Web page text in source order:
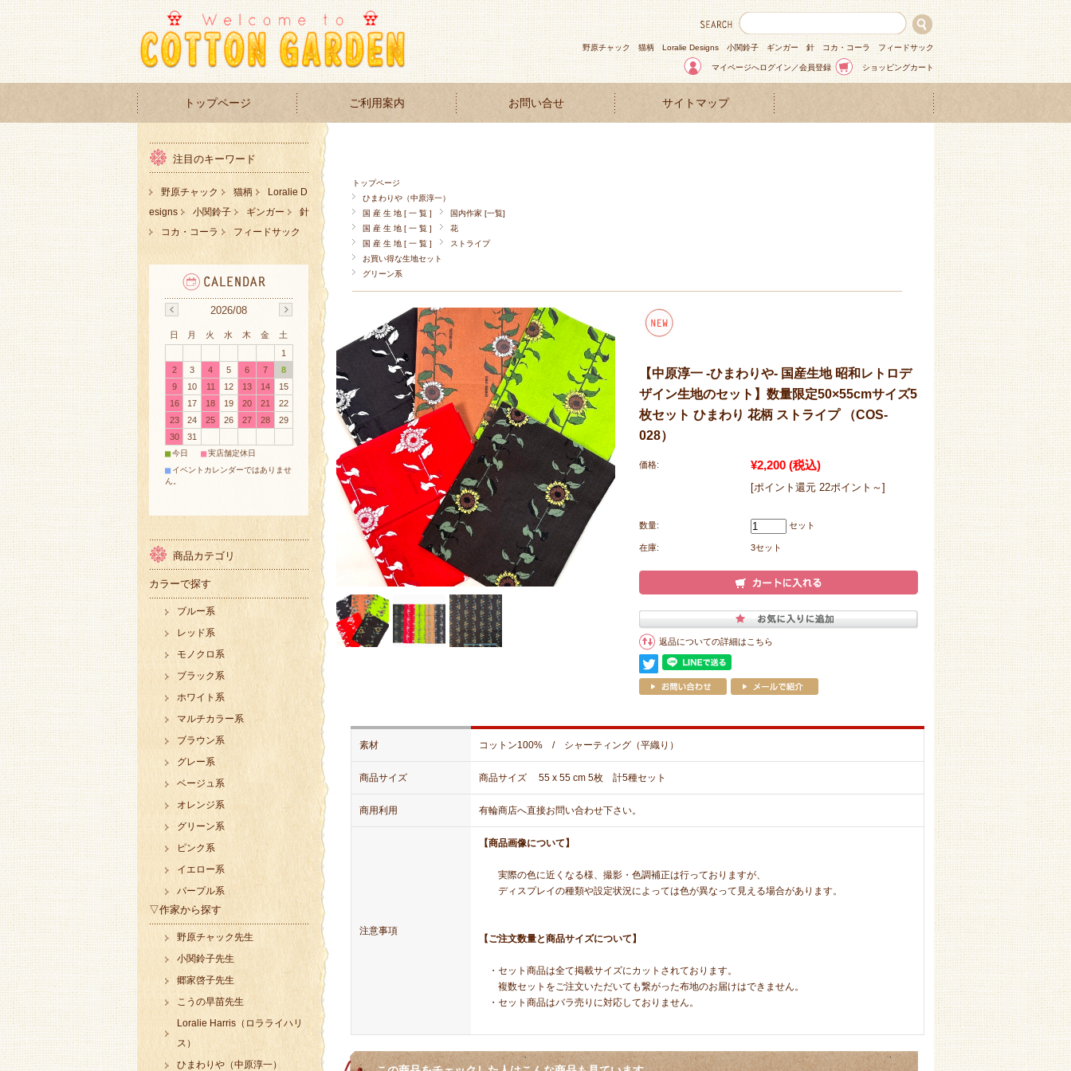
野原チャック 猫柄 Loralie Designs 小関鈴子 ギンガー 針 コカ・コーラ フィードサック
マイページへログイン／会員登録 ショッピングカート
トップページ ご利用案内 お問い合せ サイトマップ
トップページ
ひまわりや（中原淳一）
国 産 生 地 [ 一 覧 ]
国内作家 [一覧]
国 産 生 地 [ 一 覧 ]
花
国 産 生 地 [ 一 覧 ]
ストライプ
お買い得な生地セット
グリーン系
【中原淳一 -ひまわりや- 国産生地 昭和レトロデ
ザイン生地のセット】数量限定50×55cmサイズ5
枚セット ひまわり 花柄 ストライプ （COS-
028）
価格: ¥2,200 (税込)
[ポイント還元 22ポイント～]
数量: セット
在庫: 3セット
返品についての詳細はこちら
素材 コットン100% / シャーティング（平織り）
商品サイズ 商品サイズ 55 x 55 cm 5枚 計5種セット
商用利用 有輪商店へ直接お問い合わせ下さい。
注意事項
【商品画像について】
実際の色に近くなる様、撮影・色調補正は行っておりますが、
ディスプレイの種類や設定状況によっては色が異なって見える場合があります。
【ご注文数量と商品サイズについて】
・セット商品は全て掲載サイズにカットされております。
複数セットをご注文いただいても繋がった布地のお届けはできません。
・セット商品はバラ売りに対応しておりません。
注目のキーワード
野原チャック 猫柄
Loralie D
esigns
小関鈴子 ギンガー
針
コカ・コーラ
フィードサック
2026/08
日 月 火 水 木 金
土
1
2
3 4 5 6 7
8
9
10 11 12 13 14
15
16
17 18 19 20 21
22
23
24 25 26 27 28
29
30
31
■今日 ■実店舗定休日
■ イベントカレンダーではありませ
ん。
商品カテゴリ
カラーで探す
ブルー系
レッド系
モノクロ系
ブラック系
ホワイト系
マルチカラー系
ブラウン系
グレー系
ベージュ系
オレンジ系
グリーン系
ピンク系
イエロー系
パープル系
▽作家から探す
野原チャック先生
小関鈴子先生
郷家啓子先生
こうの早苗先生
Loralie Harris（ロラライハリ
ス）
ひまわりや（中原淳一）